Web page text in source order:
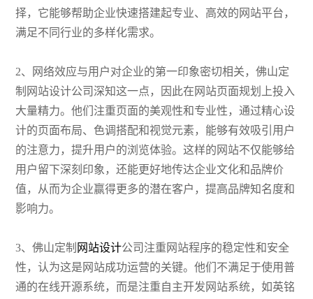
择，它能够帮助企业快速搭建起专业、高效的网站平台，
满足不同行业的多样化需求。
2、网络效应与用户对企业的第一印象密切相关，佛山定
制网站设计公司深知这一点，因此在网站页面规划上投入
大量精力。他们注重页面的美观性和专业性，通过精心设
计的页面布局、色调搭配和视觉元素，能够有效吸引用户
的注意力，提升用户的浏览体验。这样的网站不仅能够给
用户留下深刻印象，还能更好地传达企业文化和品牌价
值，从而为企业赢得更多的潜在客户，提高品牌知名度和
影响力。
3、佛山定制 网站设计公司注重网站程序的稳定性和安全
性，认为这是网站成功运营的关键。他们不满足于使用普
通的在线开源系统，而是注重自主开发网站系统，如英铭